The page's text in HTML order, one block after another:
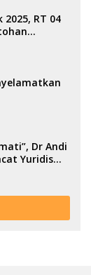
RT 04
Dr Andi
Yuridis